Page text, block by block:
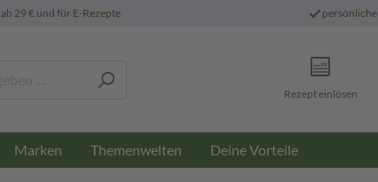
ab 29 € und für E-Rezepte persönliche
Rezept einlösen
Marken Themenwelten Deine Vorteile